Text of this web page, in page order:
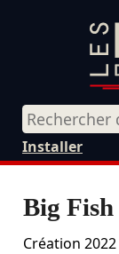
Installer
Big Fish
Création 2022